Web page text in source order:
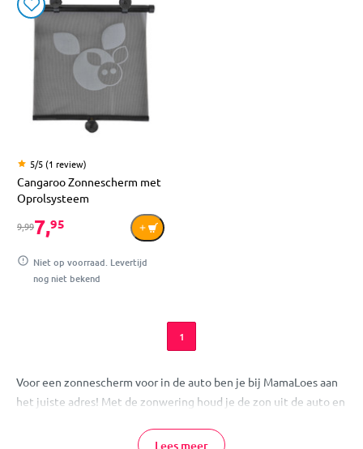
5/5 (1 review)
Cangaroo Zonnescherm met
Oprolsysteem
9,997,95
Niet op voorraad. Levertijd
nog niet bekend
1
Voor een zonnescherm voor in de auto ben je bij MamaLoes aan
het juiste adres! Met de zonwering houd je de zon uit de auto en
die te gebruiken zijn voor de voorruit, zijruit of achterruit. De
Lees meer